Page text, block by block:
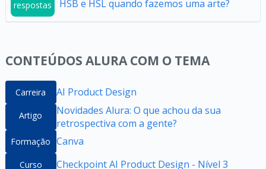
respostas
HSB e HSL quando fazemos uma arte?
CONTEÚDOS ALURA COM O TEMA
Carreira AI Product Design
Artigo
Novidades Alura: O que achou da sua
retrospectiva com a gente?
Formação Canva
Curso Checkpoint AI Product Design - Nível 3